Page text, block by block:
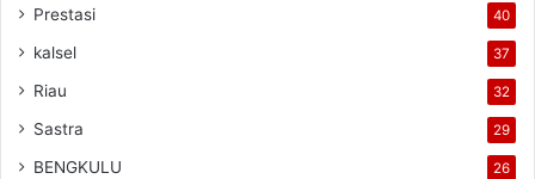
Prestasi 40
kalsel 37
Riau 32
Sastra 29
BENGKULU 26